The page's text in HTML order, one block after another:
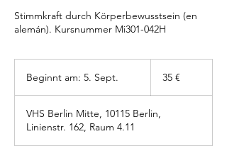
Stimmkraft durch Körperbewusstsein (en
alemán). Kursnummer Mi301-042H
Beginnt am: 5. Sept.
n
n
35 €
VHS Berlin Mitte, 10115 Berlin,
Linienstr. 162, Raum 4.11